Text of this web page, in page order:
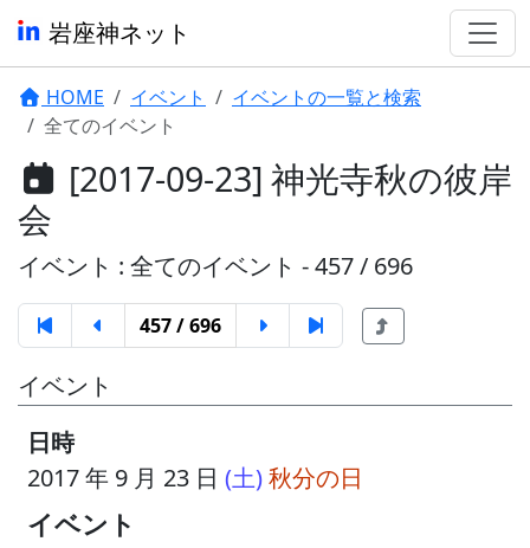
岩座神ネット
HOME イベント
イベントの一覧と検索
全てのイベント
[2017-09-23] 神光寺秋の彼岸
会
イベント : 全てのイベント - 457 / 696
457 / 696
イベント
日時
2017 年 9 月 23 日 (土)秋分の日
イベント